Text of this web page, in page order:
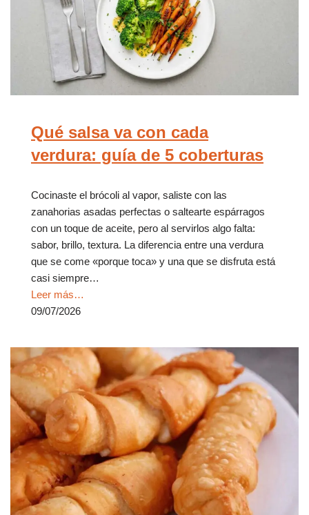
Qué salsa va con cada
verdura: guía de 5 coberturas
Cocinaste el brócoli al vapor, saliste con las
zanahorias asadas perfectas o saltearte espárragos
con un toque de aceite, pero al servirlos algo falta:
sabor, brillo, textura. La diferencia entre una verdura
que se come «porque toca» y una que se disfruta está
casi siempre…
Leer más…
09/07/2026